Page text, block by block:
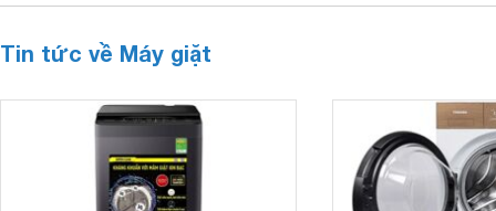
Tin tức về Máy giặt